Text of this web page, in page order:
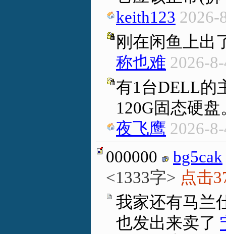
keith123 2026-
刚在闲鱼上出
称也难 2026-
有1台DELL的
120G固态硬
夜飞鹰 2026-
000000
bg5cak
<1333字> 点击
我家还有马兰
也发出来卖了